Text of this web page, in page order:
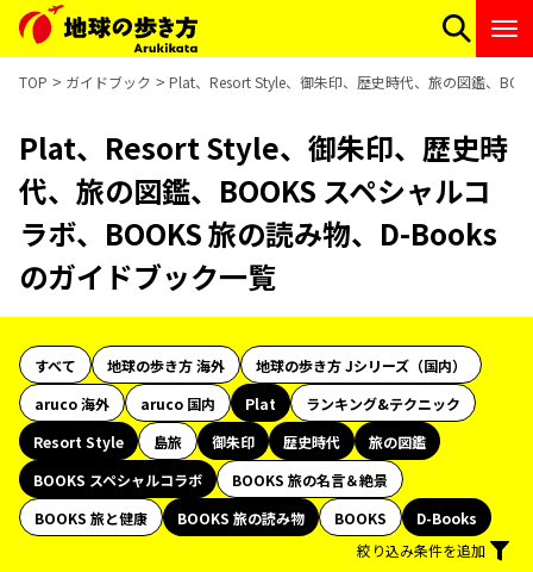
TOP ガイドブック Plat、Resort Style、御朱印、歴史時代、旅の図鑑、
Plat、Resort Style、御朱印、歴史時
代、旅の図鑑、BOOKS スペシャルコ
ラボ、BOOKS 旅の読み物、D-Books
のガイドブック一覧
すべて 地球の歩き方 海外
地球の歩き方 Jシリーズ（国内）
aruco 海外
aruco 国内 Plat
ランキング&テクニック
Resort Style
島旅 御朱印 歴史時代
旅の図鑑
BOOKS スペシャルコラボ
BOOKS 旅の名言＆絶景
BOOKS 旅と健康
BOOKS 旅の読み物 BOOKS
D-Books
絞り込み条件を追加